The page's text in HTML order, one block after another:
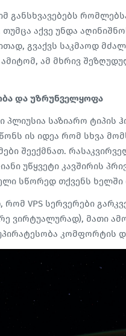
განსხვავებებს
თუმცა აქვე უნდა
გვაქვს საკმაოდ
ამ მხრივ
და უზრუნველყოფა
პლიუსია საზიარო ტიპის
ის იდეა რომ სხვა
შეექმნათ.
უწყვეტი კავშირის
სწორედ თქვენს ხელში
რომ VPS სერვერები
ვირტუალურად), მათი
კომფორტის